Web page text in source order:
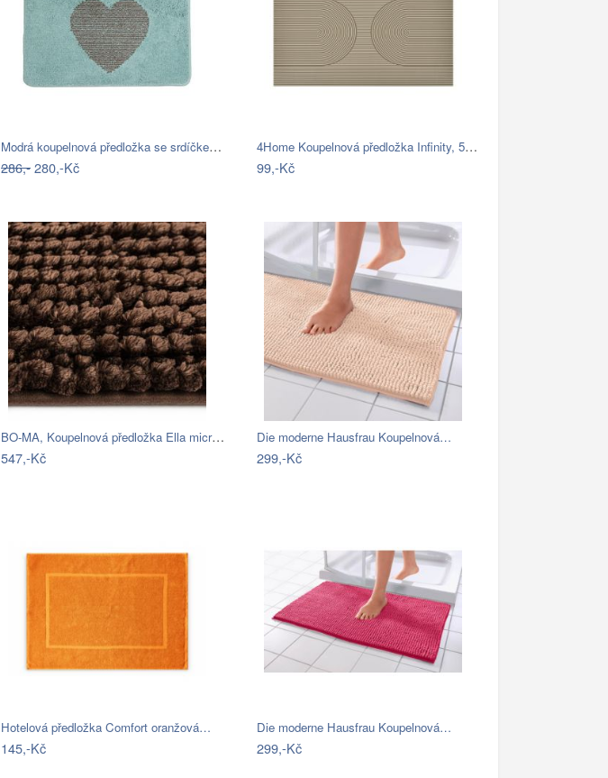
Modrá koupelnová předložka se srdíčkem …
286,-280,-Kč
4Home Koupelnová předložka Infinity, 50…
99,-Kč
BO-MA, Koupelnová předložka Ella micro…
547,-Kč
Die moderne Hausfrau Koupelnová…
299,-Kč
Hotelová předložka Comfort oranžová…
145,-Kč
Die moderne Hausfrau Koupelnová…
299,-Kč